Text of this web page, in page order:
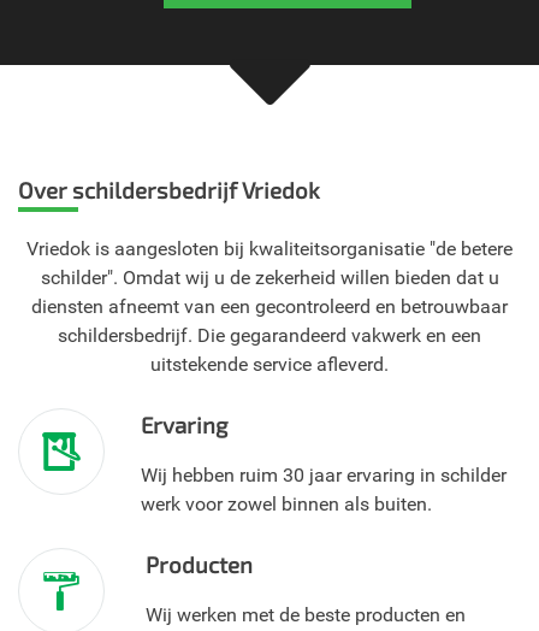
Over schildersbedrijf Vriedok
Vriedok is aangesloten bij kwaliteitsorganisatie "de betere
schilder". Omdat wij u de zekerheid willen bieden dat u
diensten afneemt van een gecontroleerd en betrouwbaar
schildersbedrijf. Die gegarandeerd vakwerk en een
uitstekende service afleverd.
Ervaring
Wij hebben ruim 30 jaar ervaring in schilder
werk voor zowel binnen als buiten.
Producten
Wij werken met de beste producten en